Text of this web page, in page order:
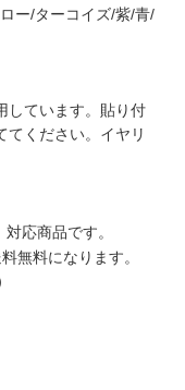
ー/ターコイズ/紫/青/
しています。貼り付
てください。イヤリ
応商品です。
無料になります。